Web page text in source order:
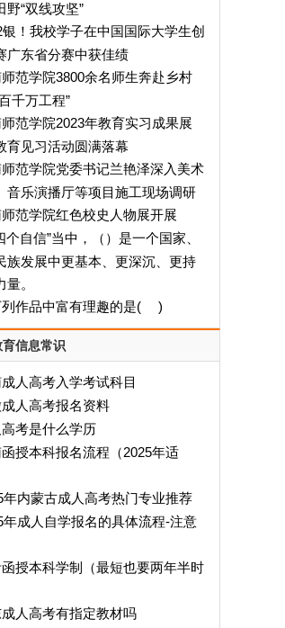
野“双线攻坚”
银！我校学子在中国国际大学生创
广东省分赛中获佳绩
范学院3800余名师生奔赴乡村
千万工程”
范学院2023年教育实习成果展
育见习活动圆满落幕
范学院党委书记兰艳泽深入美术
音乐演播厅等项目施工现场调研
范学院红色校史人物展开展
个自信”当中，（）是一个国家、
族发展中更基本、更深沉、更持
量。
列作品中富有理趣的是( )
育信息常识
人高考入学考试科目
人高考报名资料
考是什么学历
授本科报名流程（2025年适
年内蒙古成人高考热门专业推荐
年成人自学报名的具体流程-注意
授本科学制（最短也要两年半时
成人高考有指定教材吗